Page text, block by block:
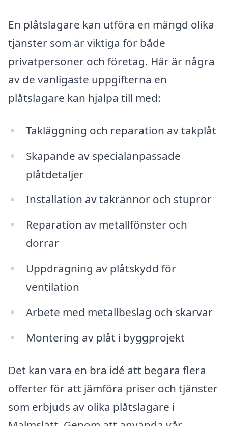
En plåtslagare kan utföra en mängd olika
tjänster som är viktiga för både
privatpersoner och företag. Här är några
av de vanligaste uppgifterna en
plåtslagare kan hjälpa till med:
Takläggning och reparation av takplåt
Skapande av specialanpassade
plåtdetaljer
Installation av takrännor och stuprör
Reparation av metallfönster och
dörrar
Uppdragning av plåtskydd för
ventilation
Arbete med metallbeslag och skarvar
Montering av plåt i byggprojekt
Det kan vara en bra idé att begära flera
offerter för att jämföra priser och tjänster
som erbjuds av olika plåtslagare i